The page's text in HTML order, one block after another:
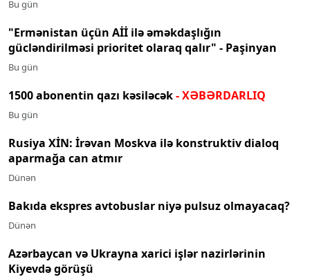
Bu gün
"Ermənistan üçün Aİİ ilə əməkdaşlığın
gücləndirilməsi prioritet olaraq qalır" - Paşinyan
Bu gün
1500 abonentin qazı kəsiləcək- XƏBƏRDARLIQ
Bu gün
Rusiya XİN: İrəvan Moskva ilə konstruktiv dialoq
aparmağa can atmır
Dünən
Bakıda ekspres avtobuslar niyə pulsuz olmayacaq?
Dünən
Azərbaycan və Ukrayna xarici işlər nazirlərinin
Kiyevdə görüşü